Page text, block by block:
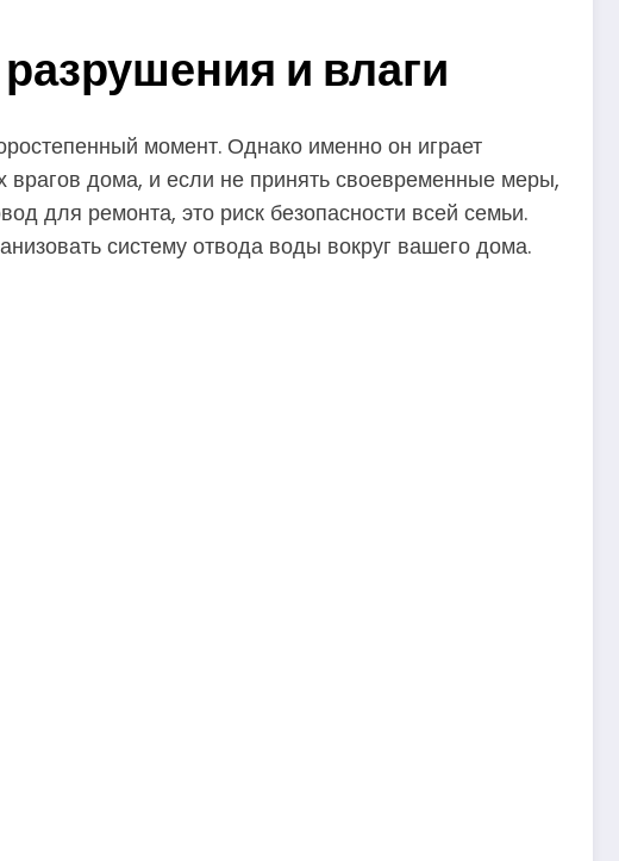
и влаги
момент. Однако именно он играет
дома, и если не принять своевременные меры,
для ремонта, это риск безопасности всей семьи.
систему отвода воды вокруг вашего дома.